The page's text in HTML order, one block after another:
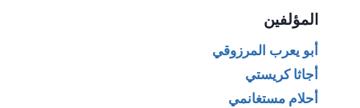
المؤلفين
أبو يعرب المرزوقي
أجاثا كريستي
أحلام مستغانمي